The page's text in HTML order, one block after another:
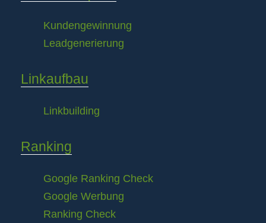
Kundengewinnung
Leadgenerierung
Linkaufbau
Linkbuilding
Ranking
Google Ranking Check
Google Werbung
Ranking Check